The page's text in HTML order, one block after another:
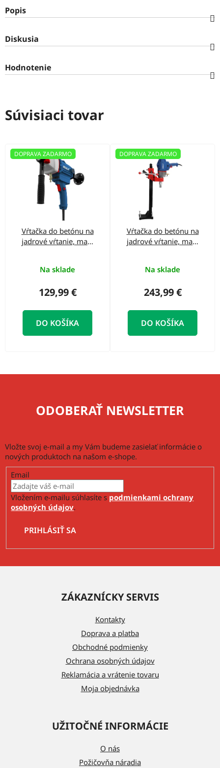
Popis
Diskusia
Hodnotenie
Súvisiaci tovar
DOPRAVA ZADARMO
Vŕtačka do betónu na
jadrové vŕtanie, max.
DED7615
Na sklade
129,99 €
DO KOŠÍKA
DOPRAVA ZADARMO
Vŕtačka do betónu na
jadrové vŕtanie, max.
Na sklade
243,99 €
DO KOŠÍKA
ODOBERAŤ NEWSLETTER
Vložte svoj e-mail a my Vám budeme zasielať informácie o
nových produktoch na našom e-shope.
Email
Vložením e-mailu súhlasíte s podmienkami ochrany
osobných údajov.
PRIHLÁSIŤ SA
ZÁKAZNÍCKY SERVIS
Kontakty
Doprava a platba
Obchodné podmienky
Ochrana osobných údajov
Reklamácia a vrátenie tovaru
Moja objednávka
UŽITOČNÉ INFORMÁCIE
O nás
Požičovňa náradia